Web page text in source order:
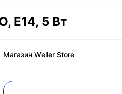
E14, 5 Вт
Магазин Weller Store